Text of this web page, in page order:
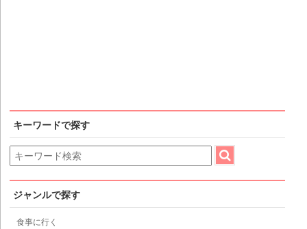
キーワードで探す
ジャンルで探す
食事に行く